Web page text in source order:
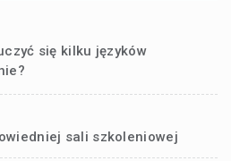
się kilku języków
sali szkoleniowej